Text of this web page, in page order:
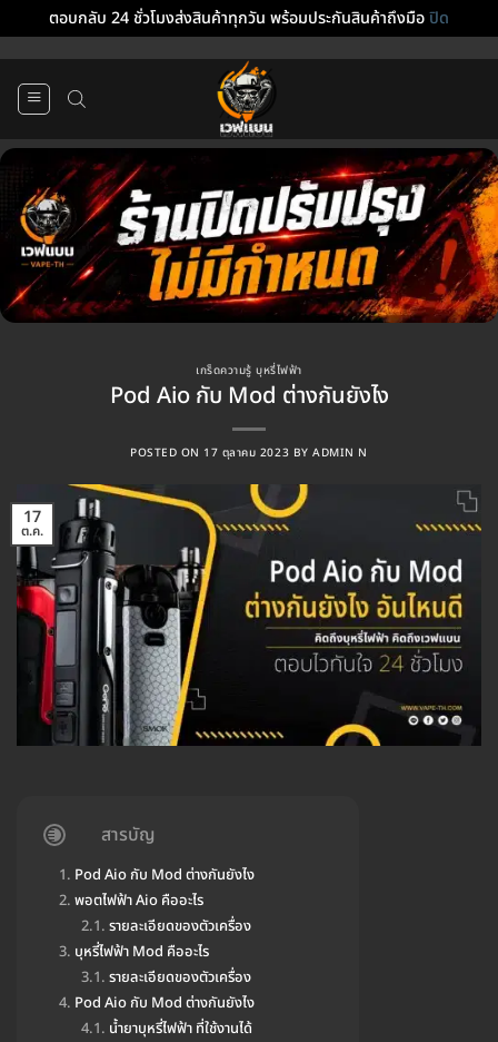
ตอบกลับ 24 ชั่วโมงส่งสินค้าทุกวัน พร้อมประกันสินค้าถึงมือปิด
เกร็ดความรู้ บุหรี่ไฟฟ้า
Pod Aio กับ Mod ต่างกันยังไง
POSTED ON 17 ตุลาคม 2023 BYADMIN N
17
ต.ค.
สารบัญ
Pod Aio กับ Mod ต่างกันยังไง
พอตไฟฟ้า Aio คืออะไร
รายละเอียดของตัวเครื่อง
บุหรี่ไฟฟ้า Mod คืออะไร
รายละเอียดของตัวเครื่อง
Pod Aio กับ Mod ต่างกันยังไง
น้ำยาบุหรี่ไฟฟ้า ที่ใช้งานได้